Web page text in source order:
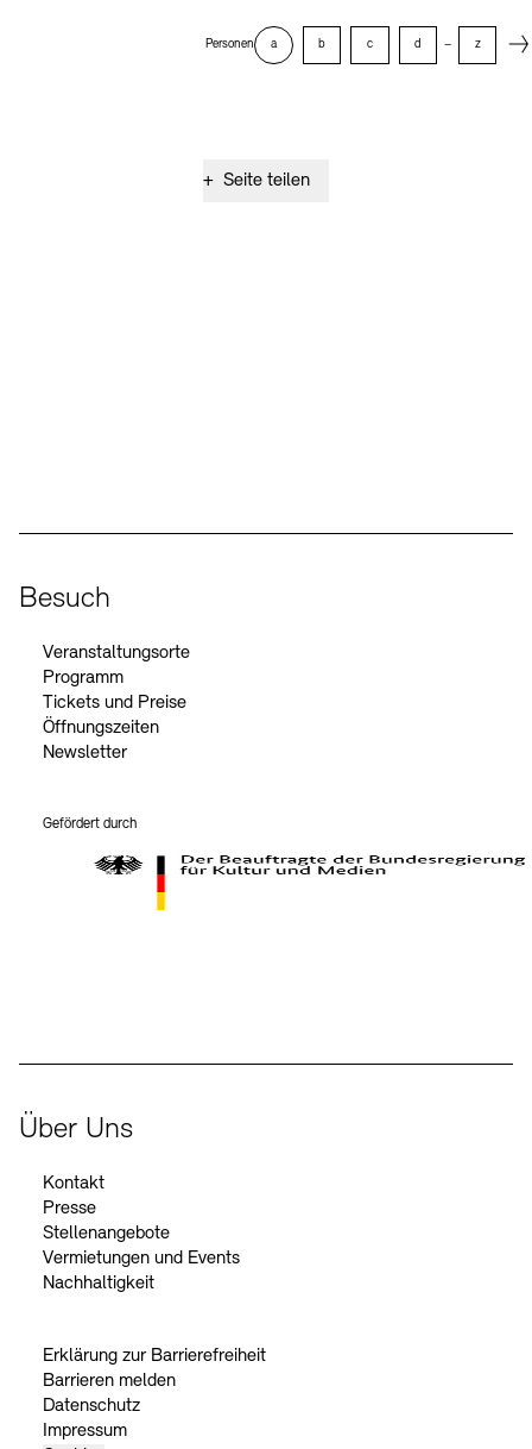
Personen a b c d – z
+ Seite teilen
Besuch
Veranstaltungsorte
Programm
Tickets und Preise
Öffnungszeiten
Newsletter
Gefördert durch
Über Uns
Kontakt
Presse
Stellenangebote
Vermietungen und Events
Nachhaltigkeit
Erklärung zur Barrierefreiheit
Barrieren melden
Datenschutz
Impressum